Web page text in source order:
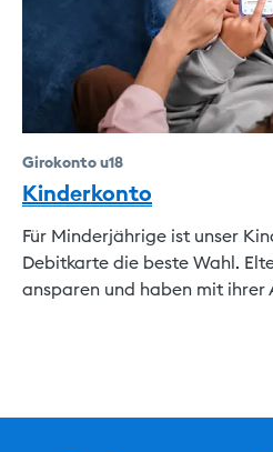
Girokonto u18
Kinderkonto
Für Minderjährige ist unser
Debitkarte die beste Wahl.
ansparen und haben mit ihrer